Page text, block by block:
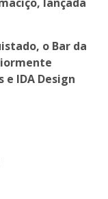
o Bar da
e IDA Design